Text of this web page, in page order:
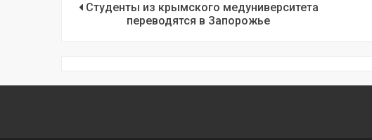
Студенты из крымского медуниверситета
переводятся в Запорожье